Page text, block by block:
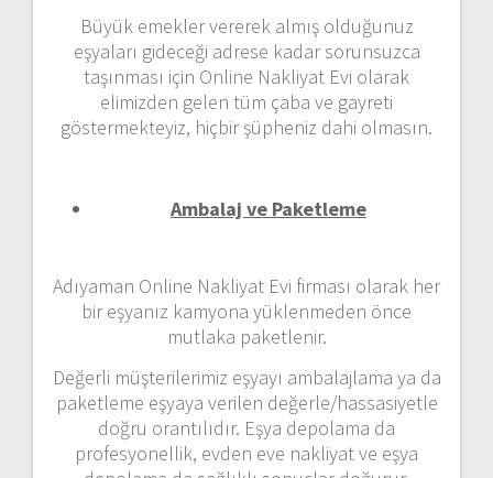
Büyük emekler vererek almış olduğunuz
eşyaları gideceği adrese kadar sorunsuzca
taşınması için Online Nakliyat Evi olarak
elimizden gelen tüm çaba ve gayreti
göstermekteyiz, hiçbir şüpheniz dahi olmasın.
Ambalaj ve Paketleme
Adıyaman Online Nakliyat Evi firması olarak her
bir eşyanız kamyona yüklenmeden önce
mutlaka paketlenir.
Değerli müşterilerimiz eşyayı ambalajlama ya da
paketleme eşyaya verilen değerle/hassasiyetle
doğru orantılıdır. Eşya depolama da
profesyonellik, evden eve nakliyat ve eşya